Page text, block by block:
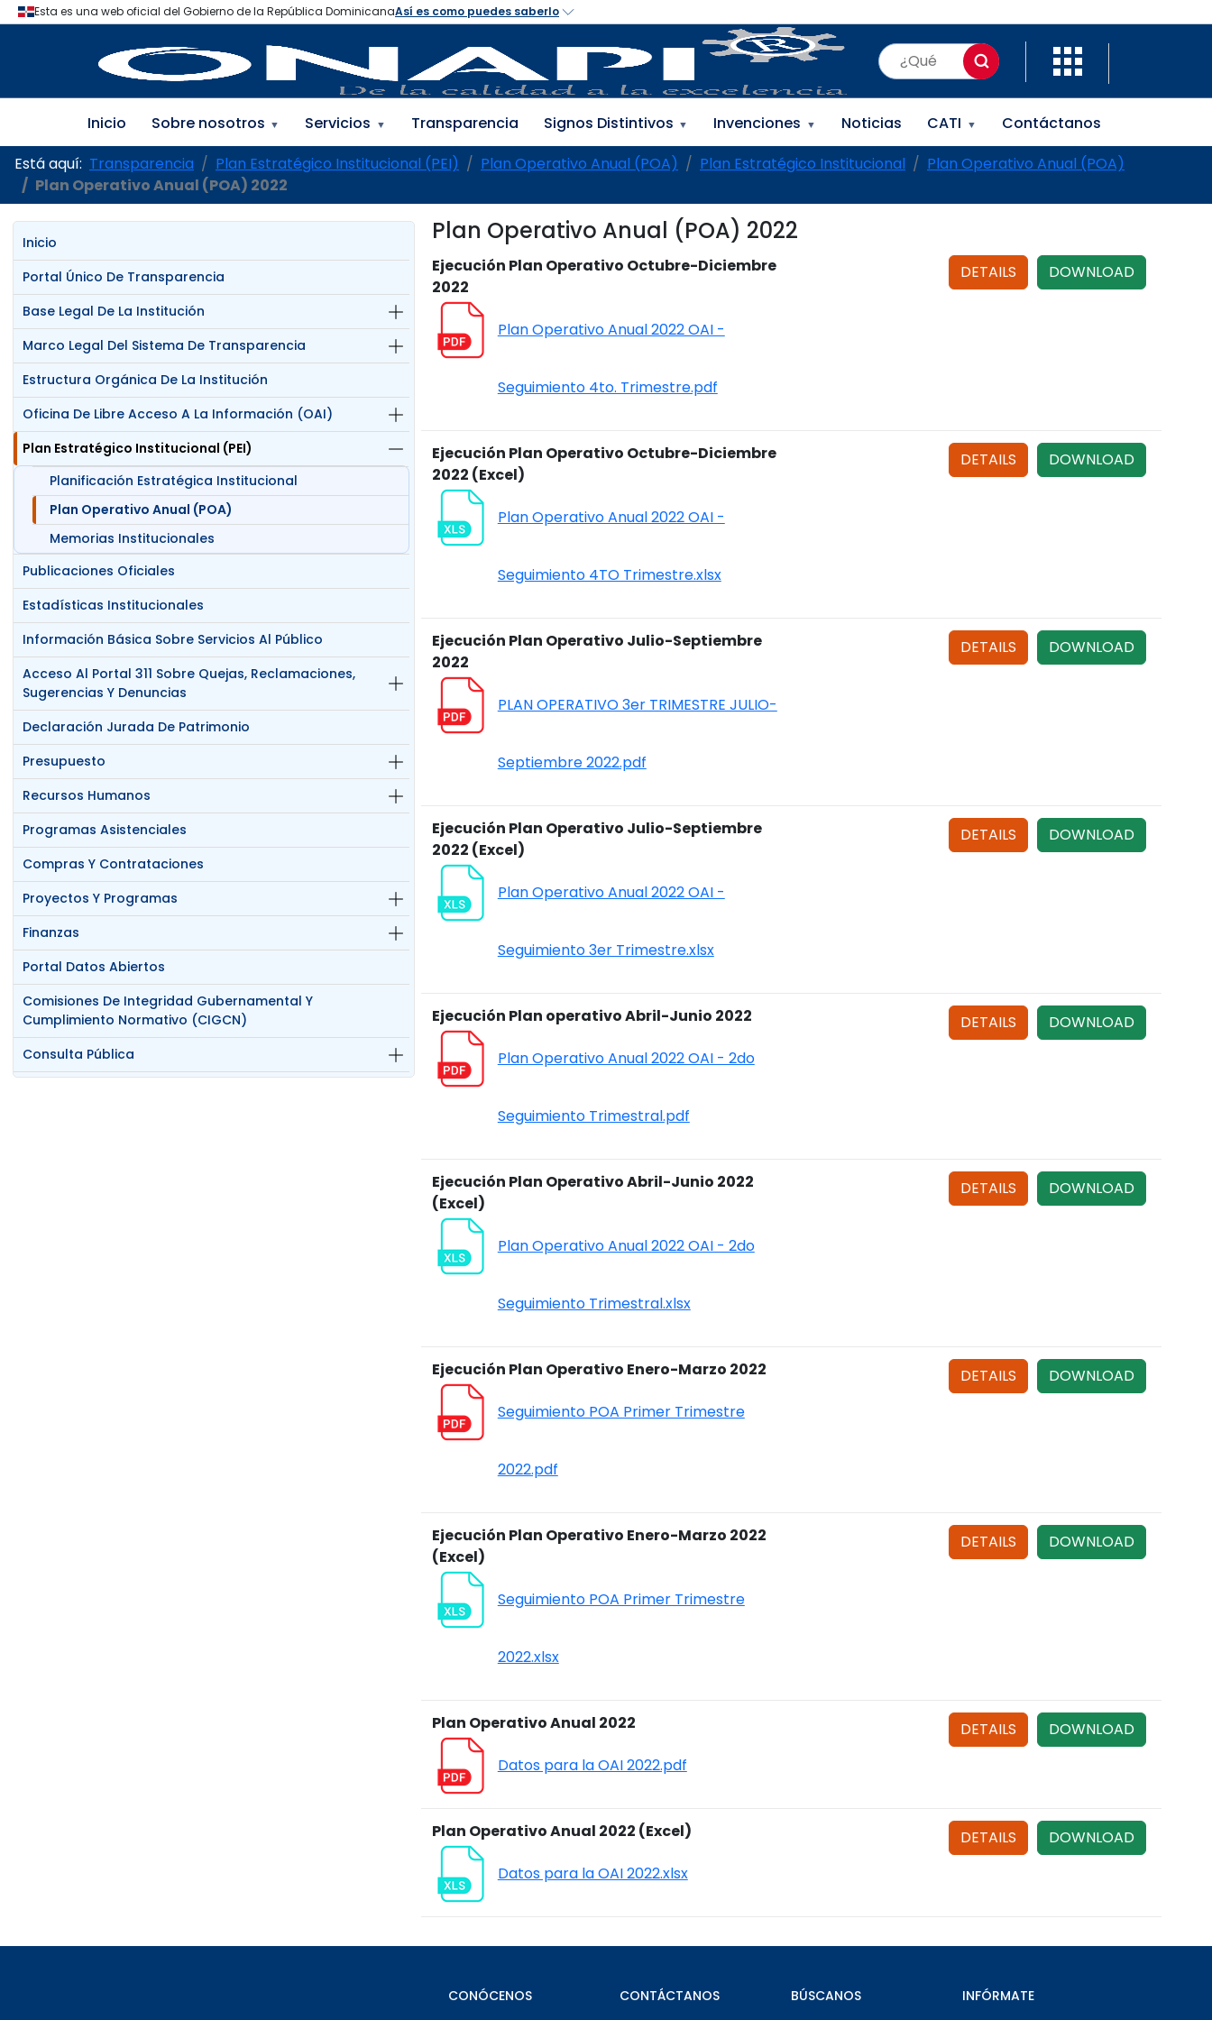
Inicio Sobre nosotros ▼ Servicios ▼ Transparencia Signos Distintivos ▼ Invenciones ▼ Noticias CATI ▼
Contáctanos
Está aquí: Transparencia Plan Estratégico Institucional (PEI) Plan Operativo Anual (POA) Plan Estratégico Institucional
Plan Operativo Anual (POA)
Plan Operativo Anual (POA) 2022
Inicio
Portal Único De Transparencia
Base Legal De La Institución
Marco Legal Del Sistema De Transparencia
Estructura Orgánica De La Institución
Oficina De Libre Acceso A La Información (OAI)
Plan Estratégico Institucional (PEI)
Planificación Estratégica Institucional
Plan Operativo Anual (POA)
Memorias Institucionales
Publicaciones Oficiales
Estadísticas Institucionales
Información Básica Sobre Servicios Al Público
Acceso Al Portal 311 Sobre Quejas, Reclamaciones,
Sugerencias Y Denuncias
Declaración Jurada De Patrimonio
Presupuesto
Recursos Humanos
Programas Asistenciales
Compras Y Contrataciones
Proyectos Y Programas
Finanzas
Portal Datos Abiertos
Comisiones De Integridad Gubernamental Y
Cumplimiento Normativo (CIGCN)
Consulta Pública
Plan Operativo Anual (POA) 2022
Ejecución Plan Operativo Octubre-Diciembre
2022
Plan Operativo Anual 2022 OAI -
Seguimiento 4to. Trimestre.pdf
DOWNLOAD
DETAILS
Ejecución Plan Operativo Octubre-Diciembre
2022 (Excel)
Plan Operativo Anual 2022 OAI -
Seguimiento 4TO Trimestre.xlsx
DOWNLOAD
DETAILS
Ejecución Plan Operativo Julio-Septiembre
2022
PLAN OPERATIVO 3er TRIMESTRE JULIO-
Septiembre 2022.pdf
DOWNLOAD
DETAILS
Ejecución Plan Operativo Julio-Septiembre
2022 (Excel)
Plan Operativo Anual 2022 OAI -
Seguimiento 3er Trimestre.xlsx
DOWNLOAD
DETAILS
Ejecución Plan operativo Abril-Junio 2022
Plan Operativo Anual 2022 OAI - 2do
Seguimiento Trimestral.pdf
DOWNLOAD
DETAILS
Ejecución Plan Operativo Abril-Junio 2022
(Excel)
Plan Operativo Anual 2022 OAI - 2do
Seguimiento Trimestral.xlsx
DOWNLOAD
DETAILS
Ejecución Plan Operativo Enero-Marzo 2022
Seguimiento POA Primer Trimestre
2022.pdf
DOWNLOAD
DETAILS
Ejecución Plan Operativo Enero-Marzo 2022
(Excel)
Seguimiento POA Primer Trimestre
2022.xlsx
DOWNLOAD
DETAILS
Plan Operativo Anual 2022
Datos para la OAI 2022.pdf
DOWNLOAD
DETAILS
Plan Operativo Anual 2022 (Excel)
Datos para la OAI 2022.xlsx
DOWNLOAD
DETAILS
CONÓCENOS CONTÁCTANOS BÚSCANOS INFÓRMATE